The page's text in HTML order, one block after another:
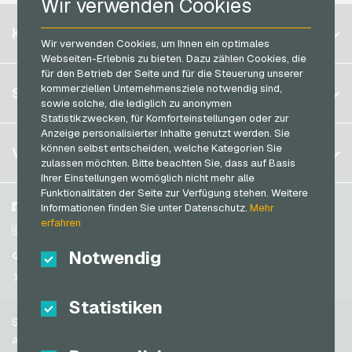
Wir verwenden Cookies
Wir verwenden Cookies, um Ihnen ein optimales
Webseiten-Erlebnis zu bieten. Dazu zählen Cookies, die
für den Betrieb der Seite und für die Steuerung unserer
kommerziellen Unternehmensziele notwendig sind,
sowie solche, die lediglich zu anonymen
Statistikzwecken, für Komforteinstellungen oder zur
Anzeige personalisierter Inhalte genutzt werden. Sie
können selbst entscheiden, welche Kategorien Sie
zulassen möchten. Bitte beachten Sie, dass auf Basis
Ihrer Einstellungen womöglich nicht mehr alle
Funktionalitäten der Seite zur Verfügung stehen. Weitere
Informationen finden Sie unter Datenschutz.Mehr
erfahren
Notwendig
Statistiken
Microsoft Geschenkkarten
Netflix Geschenkkarten
OBI Geschenkkarten
OTTO Geschenkkarten
PeterPane Geschenkkarten
Rewe Geschenkkarten
Rituals Geschenkkarten
roastmarket Geschenkkarten
Rossmann Geschenkkarten
RTL+ Geschenkkarten
Saturn Geschenkkarten
Shell Geschenkkarten
PaysafeCard Bezahlkarten
PCS Bezahlkarten
Razer Gold Bezahlkarten
Transcash Bezahlkarten
Belgien
Brasilien
Deutschland (DE)
Deutschland (EN)
Frankreich
Italien
Niederlande
Österreich
Portugal
Schweiz (DE)
Schweiz (IT)
KONTO
Registrieren
Anmelden
Mein Warenkorb
SERVICE
FAQ
Zahlungsmethoden
&Widerrufsrecht
Datenschutzrichtlinien
VGO-SHOP
Über uns
Blog
Partner
Facebook
Instagram
TikTok
Support
AGB